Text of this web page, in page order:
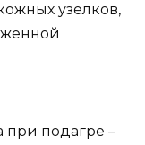
узелков,
при подагре –